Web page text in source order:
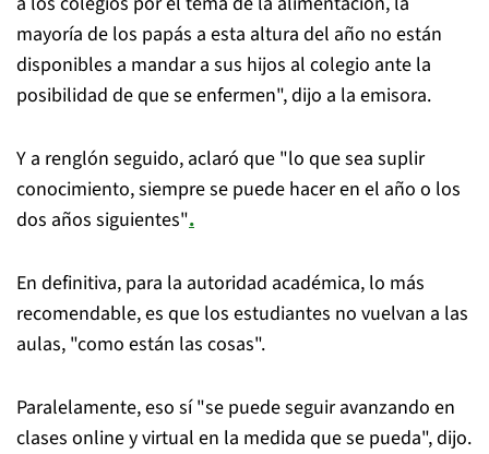
mayoría de los papás a esta altura del año no están
disponibles a mandar a sus hijos al colegio ante la
posibilidad de que se enfermen", dijo a la emisora.
Y a renglón seguido, aclaró que "lo que sea suplir
conocimiento, siempre se puede hacer en el año o los
dos años siguientes".
En definitiva, para la autoridad académica, lo más
recomendable, es que los estudiantes no vuelvan a las
aulas, "como están las cosas".
Paralelamente, eso sí "se puede seguir avanzando en
clases online y virtual en la medida que se pueda", dijo.